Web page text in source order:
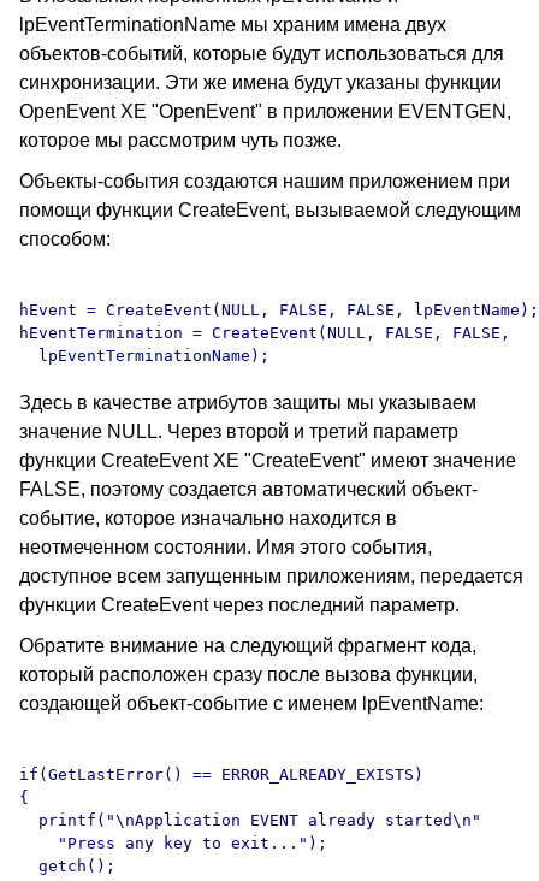
lpEventTerminationName мы храним имена двух
объектов-событий, которые будут использоваться для
синхронизации. Эти же имена будут указаны функции
OpenEvent XE "OpenEvent" в приложении EVENTGEN,
которое мы рассмотрим чуть позже.
Объекты-события создаются нашим приложением при
помощи функции CreateEvent, вызываемой следующим
способом:
hEvent = CreateEvent(NULL, FALSE, FALSE, lpEventName);
hEventTermination = CreateEvent(NULL, FALSE, FALSE,
Здесь в качестве атрибутов защиты мы указываем
значение NULL. Через второй и третий параметр
функции CreateEvent XE "CreateEvent" имеют значение
FALSE, поэтому создается автоматический объект-
событие, которое изначально находится в
неотмеченном состоянии. Имя этого события,
доступное всем запущенным приложениям, передается
функции CreateEvent через последний параметр.
Обратите внимание на следующий фрагмент кода,
который расположен сразу после вызова функции,
создающей объект-событие с именем lpEventName:
if(GetLastError() == ERROR_ALREADY_EXISTS)
{
  printf("\nApplication EVENT already started\n"
    "Press any key to exit...");
  getch();